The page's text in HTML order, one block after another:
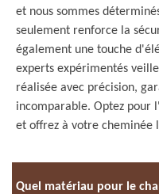
et nous sommes
seulement renforce la
également une touche
experts expérimentés
réalisée avec précision,
incomparable. Optez pour
et offrez à votre
Quel matériau pour le